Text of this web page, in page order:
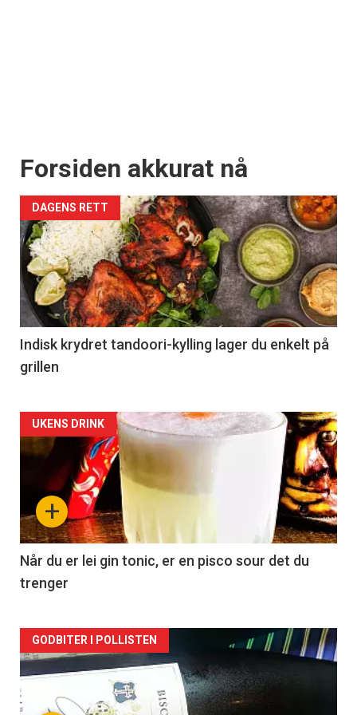
Forsiden akkurat nå
DAGENS RETT
Indisk krydret tandoori-kylling lager du enkelt på
grillen
Forsiden
akkurat
nå
-
2
+
UKENS DRINK
Når du er lei gin tonic, er en pisco sour det du
trenger
Forsiden
akkurat
GODBITER I POLLISTEN